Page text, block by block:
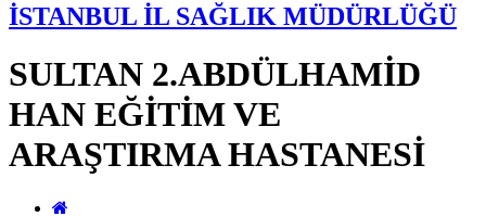
İSTANBUL İL SAĞLIK MÜDÜRLÜĞÜ
SULTAN 2.ABDÜLHAMİD
HAN EĞİTİM VE
ARAŞTIRMA HASTANESİ